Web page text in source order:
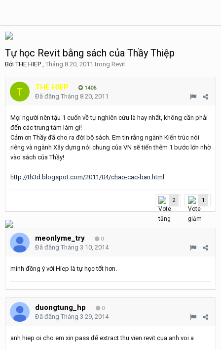
Tự học Revit bằng sách của Thầy Thiệp
BởiTHE HIEP , Tháng 8 20, 2011trong Revit
THE HIEP 1406
Đã đăng Tháng 8 20, 2011
Mọi người nên tậu 1 cuốn về tự nghiên cứu là hay nhất, không cần phải
đến các trung tâm làm gì!
Cảm ơn Thầy đã cho ra đời bộ sách. Em tin rằng ngành Kiến trúc nói
riêng và ngành Xây dựng nói chung của VN sẽ tiến thêm 1 bước lớn nhờ
vào sách của Thầy!
http://th3d.blogspot.com/2011/04/chao-cac-ban.html
2 1
meonlyme_try 0
Đã đăng Tháng 3 10, 2014
mình đồng ý với Hiep là tự học tốt hơn.
duongtung_hp 0
Đã đăng Tháng 3 29, 2014
anh hiep oi cho em xin pass để extract thu vien revit cua anh voi a